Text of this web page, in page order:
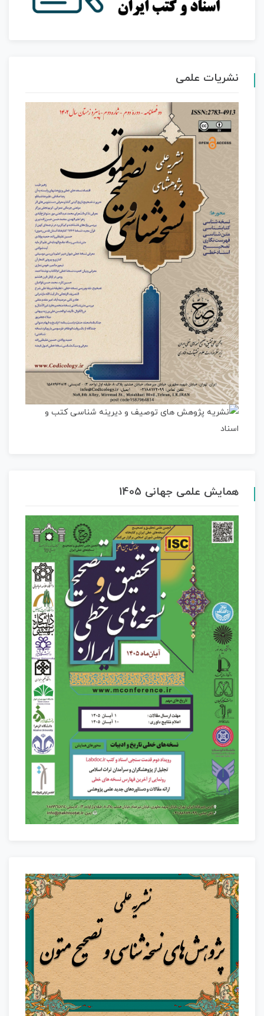
نشریات علمی
همایش علمی جهانی 1405